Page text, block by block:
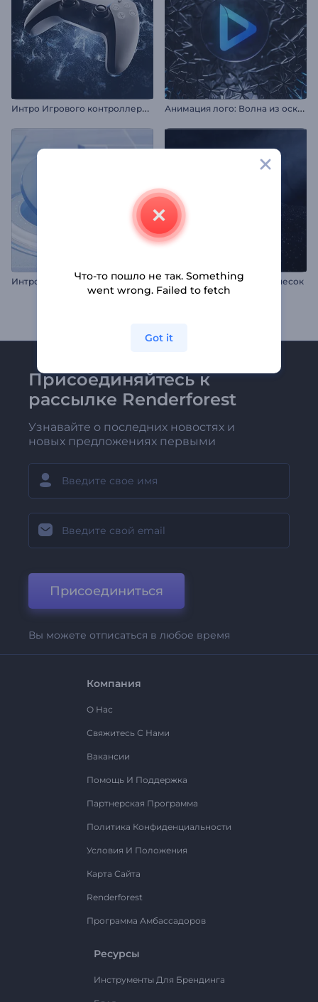
И
нтро Игрового контроллера с брызгами А
нимация лого: Волна из осколков
Интро: Многослойный 3D-круг Анимация лого: Черный песок
Присоединяйтесь к
рассылке Renderforest
Узнавайте о последних новостях и
новых предложениях первыми
Присоединиться
Вы можете отписаться в любое время
Компания
О Нас
Свяжитесь С Нами
Вакансии
Помощь И Поддержка
Партнерская Программа
Политика Конфиденциальности
Условия И Положения
Карта Сайта
Renderforest
Программа Амбассадоров
Ресурсы
Инструменты Для Брендинга
Что-то пошло не так. Something
went wrong. Failed to fetch
Got it